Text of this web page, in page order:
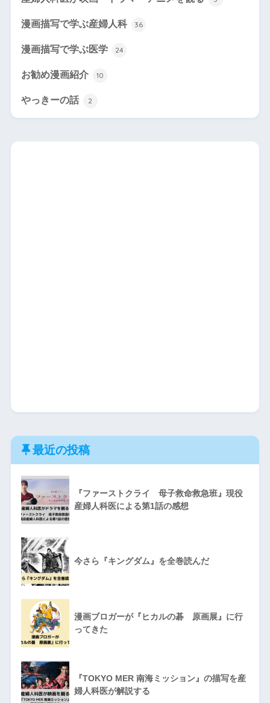
漫画描写で学ぶ産婦人科 36
漫画描写で学ぶ医学 24
お勧め漫画紹介 10
やっきーの話 2
最近の投稿
『ファーストクライ 母子救命救急班』現役
産婦人科医による第1話の感想
今さら『キングダム』を全巻読んだ
漫画ブロガーが『ヒカルの碁 原画展』に行
ってきた
『TOKYO MER 南海ミッション』の描写を産
婦人科医が解説する